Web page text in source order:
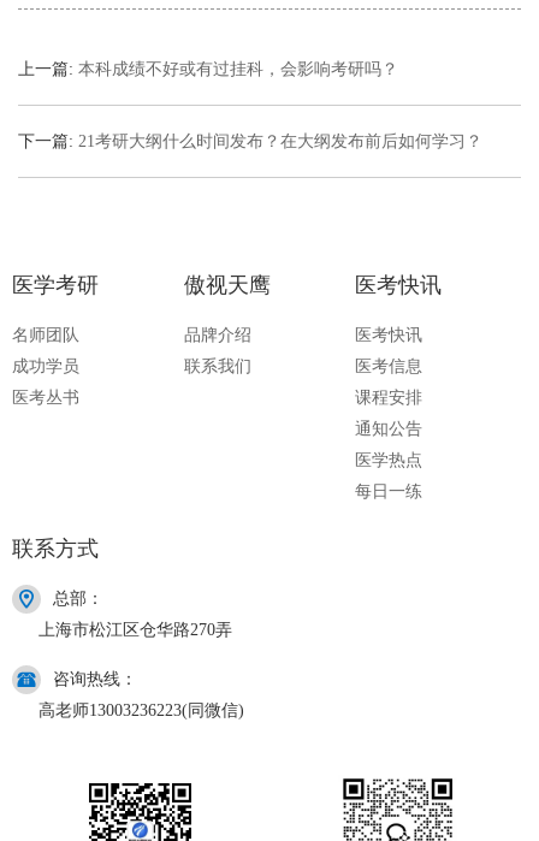
上一篇: 本科成绩不好或有过挂科，会影响考研吗？
下一篇: 21考研大纲什么时间发布？在大纲发布前后如何学习？
医学考研
名师团队
成功学员
医考丛书
傲视天鹰
品牌介绍
联系我们
医考快讯
医考快讯
医考信息
课程安排
通知公告
医学热点
每日一练
联系方式
总部：
上海市松江区仓华路270弄
咨询热线：
高老师13003236223(同微信)